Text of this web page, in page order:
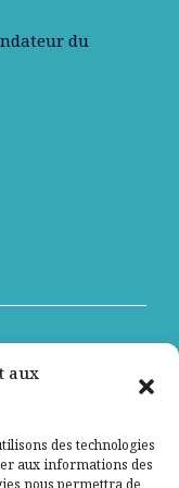
aux
des technologies
aux informations des
nous permettra de
du